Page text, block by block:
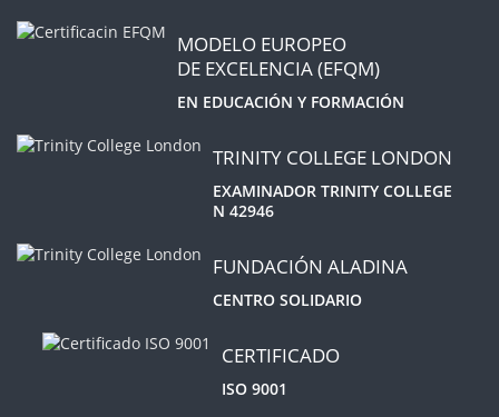
MODELO EUROPEO
DE EXCELENCIA (EFQM)
EN EDUCACIÓN Y FORMACIÓN
TRINITY COLLEGE LONDON
EXAMINADOR TRINITY COLLEGE
N 42946
FUNDACIÓN ALADINA
CENTRO SOLIDARIO
CERTIFICADO
ISO 9001